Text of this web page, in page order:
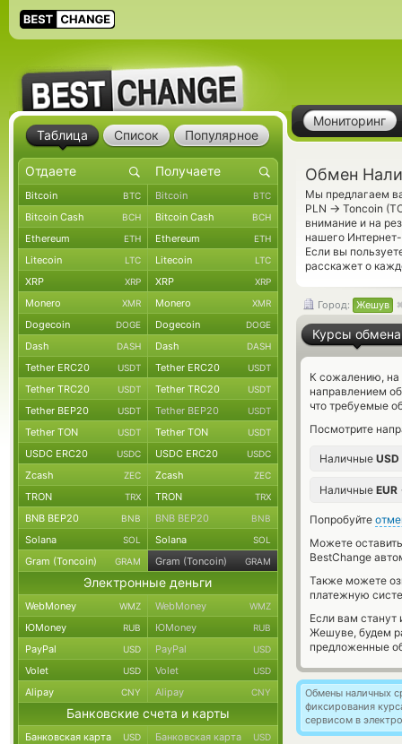
Мониторинг
Обмен
Мы предлагаем
PLN → Toncoin
внимание и на
нашего
Если вы
расскажет о
Город: Жешув
Курсы обмена
К сожалению, на
направлением
что требуемые
Посмотрите
Наличные USD
Наличные EUR
Попробуйте
Можете
BestChange
Также можете
платежную
Если вам
Жешуве, будем
предложенные
Обмены наличных
фиксирования
сервисом в
Таблица Список Популярное
Bitcoin BTC Bitcoin BTC
Bitcoin Cash BCH Bitcoin Cash BCH
Ethereum ETH Ethereum ETH
Litecoin LTC Litecoin LTC
XRP XRP XRP XRP
Monero XMR Monero XMR
Dogecoin DOGE Dogecoin DOGE
Dash DASH Dash DASH
Tether ERC20 USDT Tether ERC20 USDT
Tether TRC20 USDT Tether TRC20 USDT
Tether BEP20 USDT Tether BEP20 USDT
Tether TON USDT Tether TON USDT
USDC ERC20 USDC USDC ERC20 USDC
Zcash ZEC Zcash ZEC
TRON TRX TRON TRX
BNB BEP20 BNB BNB BEP20 BNB
Solana SOL Solana SOL
Gram (Toncoin) GRAM Gram (Toncoin) GRAM
Электронные деньги
WebMoney WMZ WebMoney WMZ
ЮMoney RUB ЮMoney RUB
PayPal USD PayPal USD
Volet USD Volet USD
Alipay CNY Alipay CNY
Банковские счета и карты
Банковская карта USD Банковская карта USD